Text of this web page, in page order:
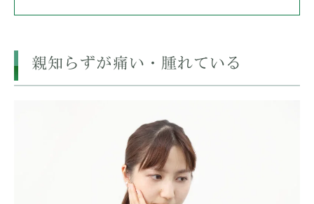
親知らずが痛い・腫れている